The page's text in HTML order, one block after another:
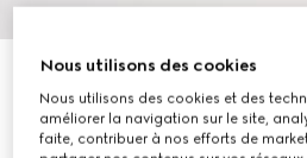
À personnaliser avec vos initiales
Sac à main Paparazzo moyen
CA$4,735
Déclinaisonscuir châtaigne
Nous utilisons des cookies
Nous utilisons des cookies et des
améliorer la navigation sur le site,
faite, contribuer à nos efforts de